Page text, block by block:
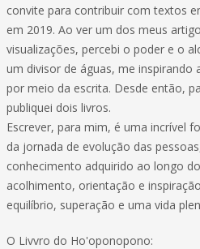
convite para contribuir com textos
em 2019. Ao ver um dos meus
visualizações, percebi o poder e o
um divisor de águas, me inspirando
por meio da escrita. Desde então,
publiquei dois livros.
Escrever, para mim, é uma incrível
da jornada de evolução das
conhecimento adquirido ao longo
acolhimento, orientação e
equilíbrio, superação e uma vida
O Livvro do Ho'oponopono: